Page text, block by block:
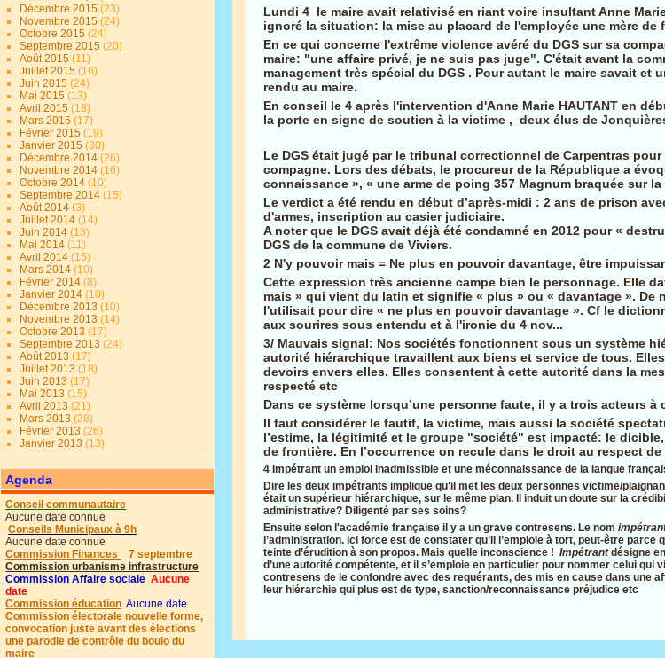
Décembre 2015(23)
Novembre 2015(24)
Octobre 2015(24)
Septembre 2015(20)
Août 2015(11)
Juillet 2015(16)
Juin 2015(24)
Mai 2015(13)
Avril 2015(18)
Mars 2015(17)
Février 2015(19)
Janvier 2015(30)
Décembre 2014(26)
Novembre 2014(16)
Octobre 2014(10)
Septembre 2014(15)
Août 2014(3)
Juillet 2014(14)
Juin 2014(13)
Mai 2014(11)
Avril 2014(15)
Mars 2014(10)
Février 2014(8)
Janvier 2014(10)
Décembre 2013(10)
Novembre 2013(14)
Octobre 2013(17)
Septembre 2013(24)
Août 2013(17)
Juillet 2013(18)
Juin 2013(17)
Mai 2013(15)
Avril 2013(21)
Mars 2013(28)
Février 2013(26)
Janvier 2013(13)
Agenda
Conseil communautaire
Aucune date connue
Conseils Municipaux à 9h
Aucune date connue
Commission Finances
7 septembre
Commission urbanisme infrastructure
Commission Affaire sociale Aucune
date
Commission éducation Aucune date
Commission électorale nouvelle forme,
convocation juste avant des élections
une parodie de contrôle du boulo du
maire
Lundi 4 le maire avait relativisé en riant voire insultant Anne
ignoré la situation: la mise au placard de l'employée une mère de
En ce qui concerne l'extrême violence avéré du DGS sur sa
maire: "une affaire privé, je ne suis pas juge". C'était avant la
management très spécial du DGS . Pour autant le maire savait et
rendu au maire.
En conseil le 4 après l'intervention d'Anne Marie HAUTANT en
la porte en signe de soutien à la victime , deux élus de
Le DGS était jugé par le tribunal correctionnel de Carpentras
compagne. Lors des débats, le procureur de la République a
connaissance », « une arme de poing 357 Magnum braquée sur
Le verdict a été rendu en début d’après-midi : 2 ans de prison
d'armes, inscription au casier judiciaire.
A noter que le DGS avait déjà été condamné en 2012 pour «
DGS de la commune de Viviers.
2 N'y pouvoir mais = Ne plus en pouvoir davantage, être
Cette expression très ancienne campe bien le personnage. Elle
mais » qui vient du latin et signifie « plus » ou « davantage ». De
l'utilisait pour dire « ne plus en pouvoir davantage ». Cf le
aux sourires sous entendu et à l'ironie du 4 nov...
3/ Mauvais signal: Nos sociétés fonctionnent sous un système
autorité hiérarchique travaillent aux biens et service de tous.
devoirs envers elles. Elles consentent à cette autorité dans la
respecté etc
Dans ce système lorsqu’une personne faute, il y a trois acteurs
Il faut considérer le fautif, la victime, mais aussi la société
l’estime, la légitimité et le groupe "société" est impacté: le
de frontière. En l’occurrence on recule dans le droit au respect
4 Impétrant un emploi inadmissible et une méconnaissance de la langue
Dire les deux impétrants implique qu'il met les deux personnes victime/
était un supérieur hiérarchique, sur le même plan. Il induit un doute sur la
administrative? Diligenté par ses soins?
Ensuite selon l'académie française il y a un grave contresens. Le nom
l’administration. Ici force est de constater qu’il l’emploie à tort, peut-être
teinte d’érudition à son propos. Mais quelle inconscience !Impétrantdésigne
d’une autorité compétente, et il s’emploie en particulier pour nommer celui qui
contresens de le confondre avec des requérants, des mis en cause dans une
leur hiérarchie qui plus est de type, sanction/reconnaissance préjudice etc